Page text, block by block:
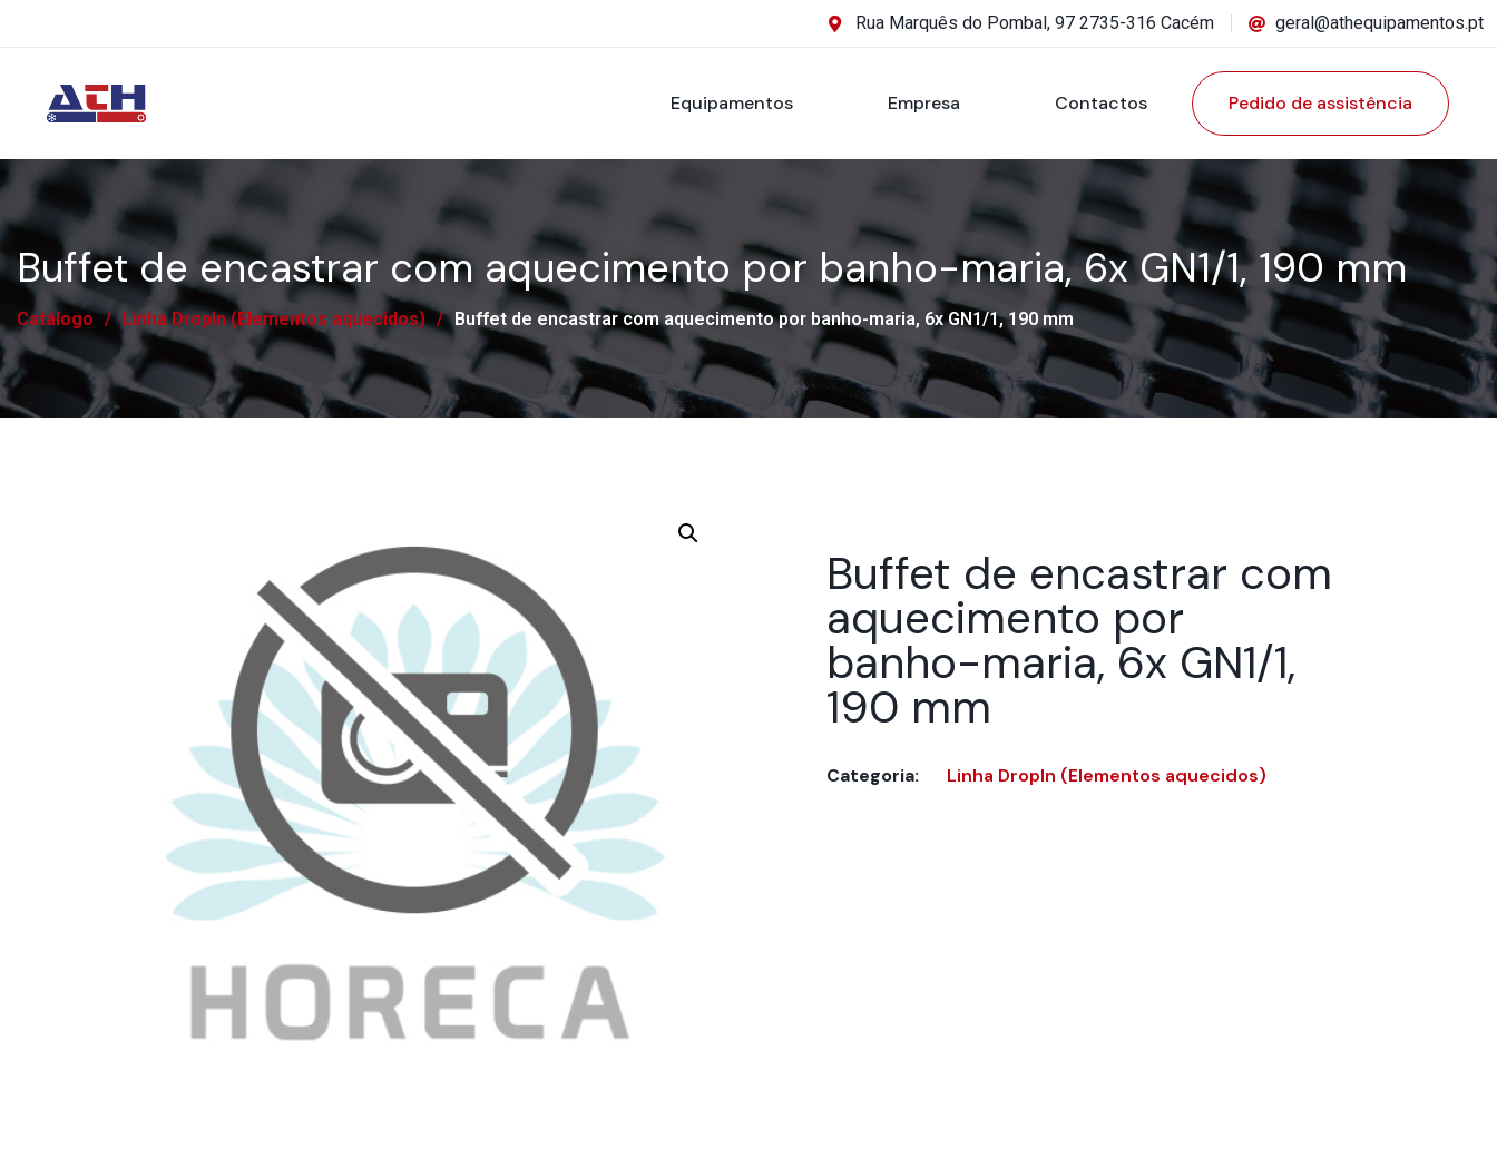
Rua Marquês do Pombal, 97 2735-316 Cacém geral@athequipamentos.pt
Equipamentos Empresa Contactos Pedido de assistência
Buffet de encastrar com aquecimento por banho-maria, 6x GN1/1, 190 mm
Catálogo / Linha DropIn (Elementos aquecidos) / Buffet de encastrar com aquecimento por banho-maria, 6x GN1/1, 190 mm
Buffet de encastrar com
aquecimento por
banho-maria, 6x GN1/1,
190 mm
Categoria: Linha DropIn (Elementos aquecidos)